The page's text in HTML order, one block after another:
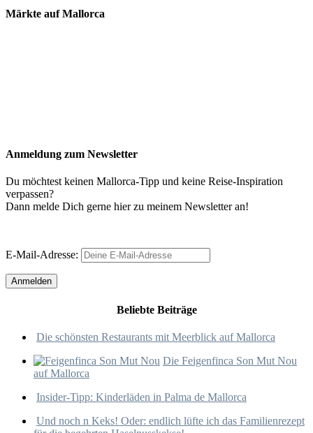
Märkte auf Mallorca
Anmeldung zum Newsletter
Du möchtest keinen Mallorca-Tipp und keine Reise-Inspiration
verpassen?
Dann melde Dich gerne hier zu meinem Newsletter an!
E-Mail-Adresse:
Beliebte Beiträge
Die schönsten Restaurants mit Meerblick auf Mallorca
Die Feigenfinca Son Mut Nou
auf Mallorca
Insider-Tipp: Kinderläden in Palma de Mallorca
Und noch n Keks! Oder: endlich lüfte ich das Familienrezept